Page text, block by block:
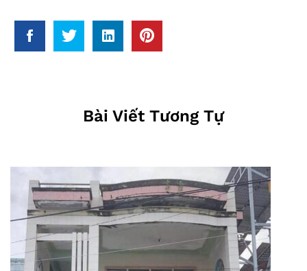
Bài Viết Tương Tự